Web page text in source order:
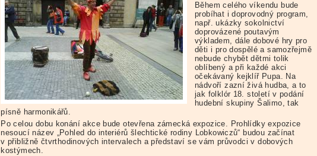
Během celého víkendu bude
probíhat i doprovodný program,
např. ukázky sokolnictví
doprovázené poutavým
výkladem, dále dobové hry pro
děti i pro dospělé a samozřejmě
nebude chybět dětmi tolik
oblíbený a při každé akci
očekávaný kejklíř Pupa. Na
nádvoří zazní živá hudba, a to
jak folklór 18. století v podání
hudební skupiny Šalimo, tak
písně harmonikářů.
Po celou dobu konání akce bude otevřena zámecká expozice. Prohlídky expozice
nesoucí název „Pohled do interiérů šlechtické rodiny Lobkowiczů“ budou začínat
v přibližně čtvrthodinových intervalech a představí se vám průvodci v dobových
kostýmech.